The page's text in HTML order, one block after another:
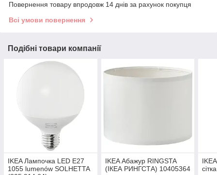
Повернення товару впродовж 14 днів за рахунок покупця
Всі умови повернення
Подібні товари компанії
IKEA Лампочка LED E27
1055 lumenów SOLHETTA
IKEA Абажур RINGSTA
(ІКЕА РИНГСТА) 10405364